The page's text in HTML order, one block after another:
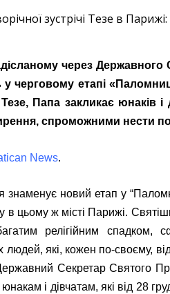
через
у черговому етапі
Папа закликає юнаків
спроможними нести
News.
знаменує новий етап у
в цьому ж місті Парижі.
релігійним спадком,
людей, які, кожен по-своєму,
Секретар Святого
і дівчатам, які від 28